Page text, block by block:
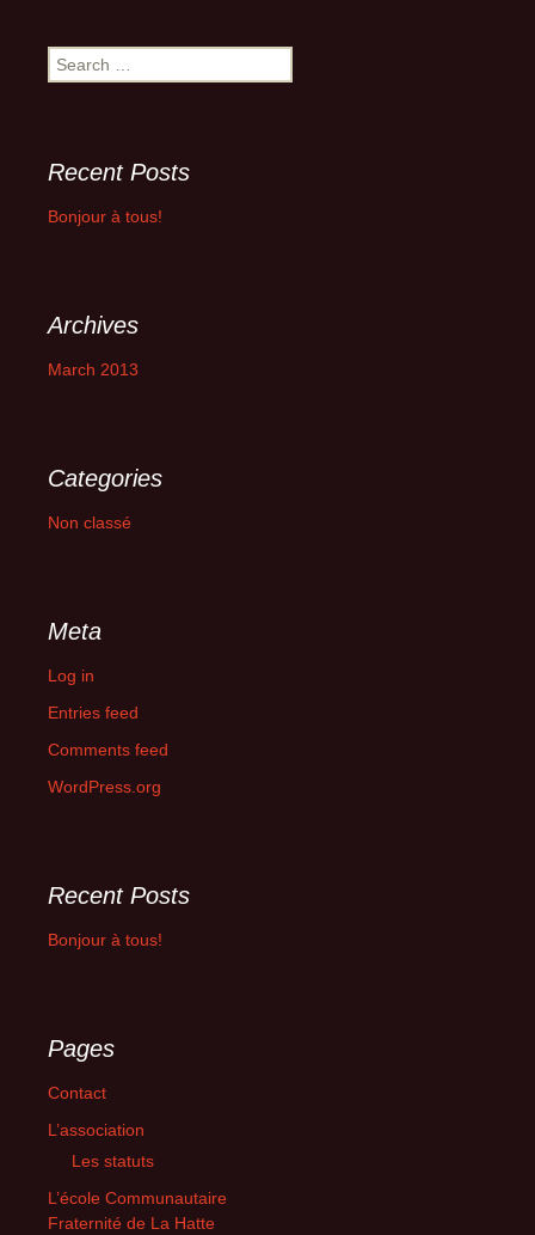
Search
for:
Recent Posts
Bonjour à tous!
Archives
March 2013
Categories
Non classé
Meta
Log in
Entries feed
Comments feed
WordPress.org
Recent Posts
Bonjour à tous!
Pages
Contact
L’association
Les statuts
L’école Communautaire
Fraternité de La Hatte